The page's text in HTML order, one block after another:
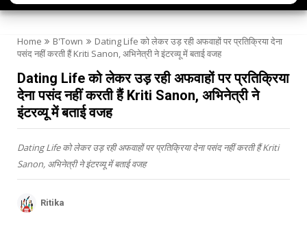
Home B'Town
Dating Life को लेकर उड़ रही अफवाहों पर प्रतिक्रिया देना
पसंद नहीं करती हैं Kriti Sanon, अभिनेत्री ने इंटरव्यू में बताई वजह
Dating Life को लेकर उड़ रही अफवाहों पर प्रतिक्रिया
देना पसंद नहीं करती हैं Kriti Sanon, अभिनेत्री ने
इंटरव्यू में बताई वजह
Dating Life को लेकर उड़ रही अफवाहों पर प्रतिक्रिया देना पसंद नहीं करती हैं Kriti
Sanon, अभिनेत्री ने इंटरव्यू में बताई वजह
Ritika